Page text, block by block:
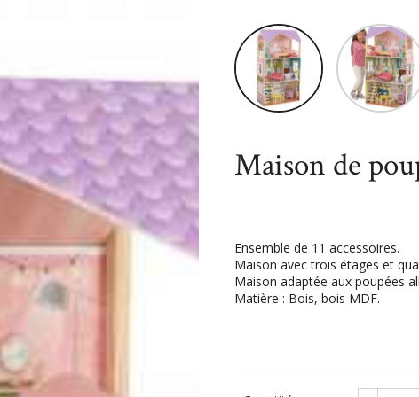
Accueil Jouets Univers
Maison de
Ensemble de 11 accessoires.
Maison avec trois étages et
Maison adaptée aux poupées
Matière : Bois, bois MDF.